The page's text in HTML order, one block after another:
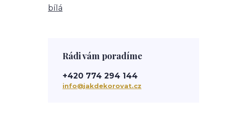
bílá
Rádi vám poradíme
+420 774 294 144
info@jakdekorovat.cz